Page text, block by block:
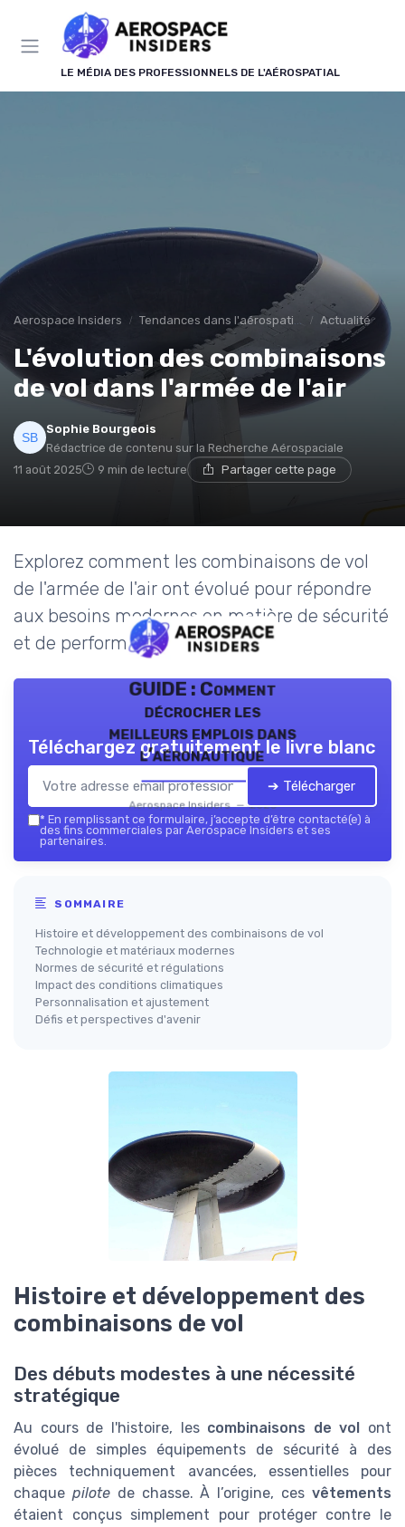
LE MÉDIA DES PROFESSIONNELS DE L'AÉROSPATIAL
Aerospace Insiders Tendances dans l'aérospatial Actualité
L'évolution des combinaisons
de vol dans l'armée de l'air
Sophie Bourgeois
Rédactrice de contenu sur la Recherche Aérospaciale
11 août 2025
9 min de lecture Partager cette page
Explorez comment les combinaisons de vol
de l'armée de l'air ont évolué pour répondre
aux besoins modernes en matière de sécurité
et de performance.
GUIDE : Comment
décrocher les
meilleurs emplois dans
l’aéronautique
Aerospace Insiders — 2026
Téléchargez gratuitement le livre blanc
➔ Télécharger
* En remplissant ce formulaire, j’accepte d’être contacté(e) à
des fins commerciales par Aerospace Insiders et ses
partenaires.
SOMMAIRE
Histoire et développement des combinaisons de vol
Technologie et matériaux modernes
Normes de sécurité et régulations
Impact des conditions climatiques
Personnalisation et ajustement
Défis et perspectives d'avenir
Histoire et développement des
combinaisons de vol
Des débuts modestes à une nécessité
stratégique
Au cours de l'histoire, les combinaisons de vol
ont
évolué de simples équipements de sécurité à des
pièces techniquement avancées, essentielles pour
chaque pilotede chasse. À l’origine, cesvêtements
étaient conçus simplement pour protéger contre le
Panneau de gestion des cookies